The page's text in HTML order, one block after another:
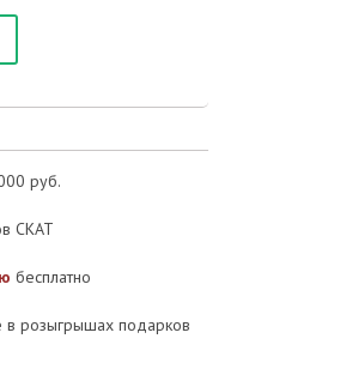
руб.
СКАТ
бесплатно
в розыгрышах подарков